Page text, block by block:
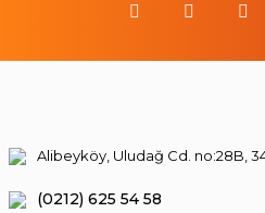
Alibeyköy, Uludağ Cd. no:28B,
(0212) 625 54 58